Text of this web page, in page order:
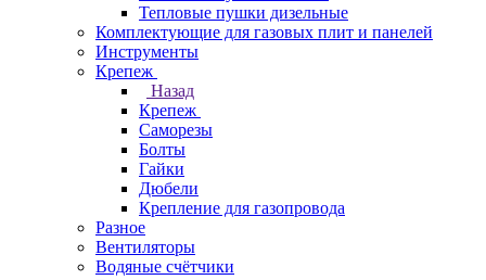
Тепловые пушки дизельные
Комплектующие для газовых плит и панелей
Инструменты
Крепеж
Назад
Крепеж
Саморезы
Болты
Гайки
Дюбели
Крепление для газопровода
Разное
Вентиляторы
Водяные счётчики